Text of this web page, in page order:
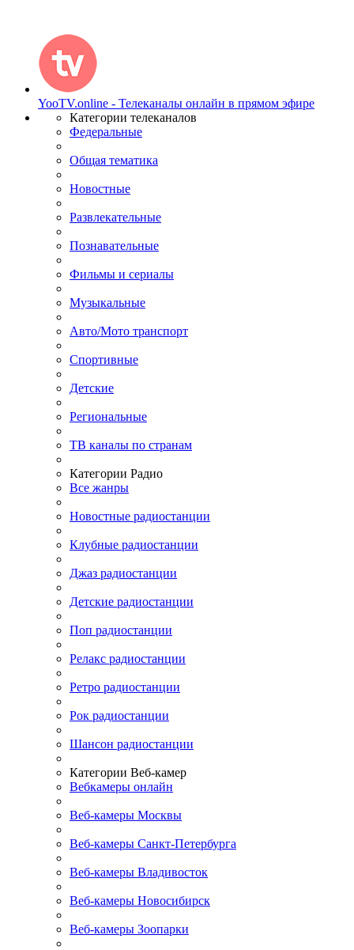
YooTV.online - Телеканалы онлайн в прямом эфире
Категории телеканалов
Федеральные
Общая тематика
Новостные
Развлекательные
Познавательные
Фильмы и сериалы
Музыкальные
Авто/Мото транспорт
Спортивные
Детские
Региональные
ТВ каналы по странам
Категории Радио
Все жанры
Новостные радиостанции
Клубные радиостанции
Джаз радиостанции
Детские радиостанции
Поп радиостанции
Релакс радиостанции
Ретро радиостанции
Рок радиостанции
Шансон радиостанции
Категории Веб-камер
Вебкамеры онлайн
Веб-камеры Москвы
Веб-камеры Санкт-Петербурга
Веб-камеры Владивосток
Веб-камеры Новосибирск
Веб-камеры Зоопарки